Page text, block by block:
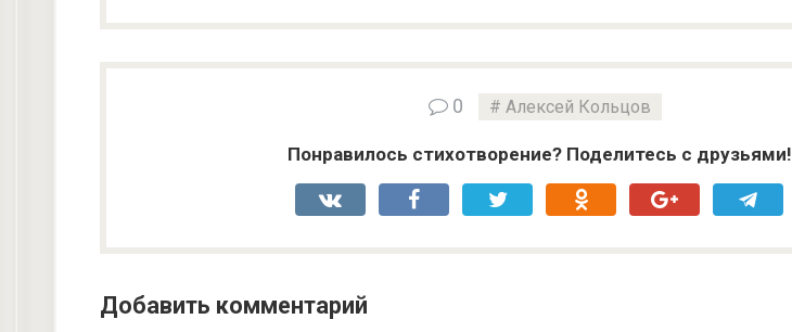
0 Алексей Кольцов
Понравилось стихотворение? Поделитесь с друзьями!
Добавить комментарий